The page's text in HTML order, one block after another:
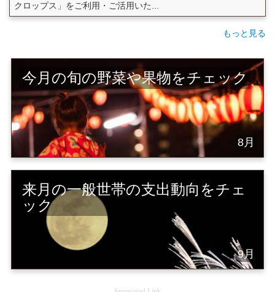
クロップス」をご利用・ご活用いた...
もっと見る
今月の旬の野菜や果物をチェック
8月
来月の一般世帯の支出動向をチェ
ック
9月